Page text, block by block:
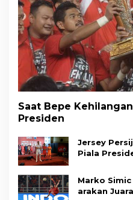
Saat Bepe
Presiden
Jersey
Piala
Marko
arakan